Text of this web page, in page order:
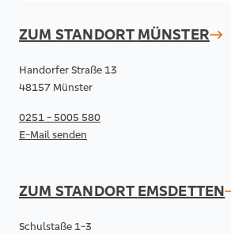
ZUM STANDORT MÜNSTER
Handorfer Straße 13
48157 Münster
0251 - 5005 580
E-Mail senden
ZUM STANDORT EMSDETTEN
Schulstaße 1-3